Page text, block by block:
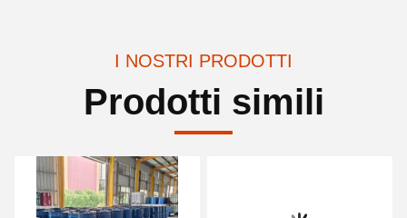
I NOSTRI PRODOTTI
Prodotti simili